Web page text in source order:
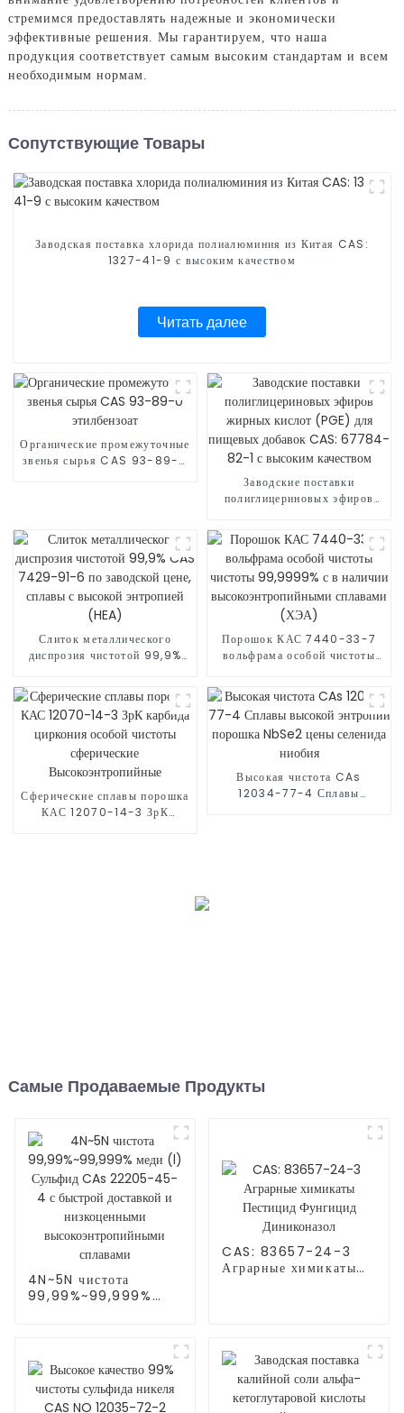
стремимся предоставлять надежные и экономически
эффективные решения. Мы гарантируем, что наша
продукция соответствует самым высоким стандартам и всем
необходимым нормам.
Сопутствующие Товары
Заводская поставка хлорида полиалюминия из Китая CAS:
1327-41-9 с высоким качеством
Читать далее
Органические промежуточные
звенья сырья CAS 93-89-0
Заводские поставки
полиглицериновых эфиров
пищевых добавок CAS:
67784-82-1 с высоким
качеством
Слиток металлического
диспрозия чистотой 99,9%
высокой энтропией (HEA)
Порошок КАС 7440-33-7
вольфрама особой чистоты
наличии высокоэнтропийными
сплавами (ХЭА)
Сферические сплавы порошка
КАС 12070-14-3 ЗрК
Высокая чистота CAs
12034-77-4 Сплавы
Самые Продаваемые Продукты
4N~5N чистота
99,99%~99,999%
низкоценными
высокоэнтропийными
сплавами
CAS: 83657-24-3
Аграрные химикаты